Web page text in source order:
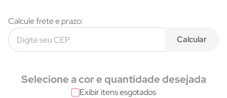
Formas de pagamento
Calcule frete e prazo:
Calcular
Selecione a cor e quantidade desejada
Exibir itens esgotados